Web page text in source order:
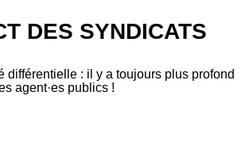
DES SYNDICATS
différentielle : il y a toujours plus profond
agent·es publics !